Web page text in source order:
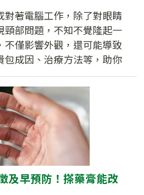
著電腦工作，除了對眼睛
部問題，不知不覺隆起一
僅影響外觀，還可能導致
成因、治療方法等，助你
及早預防！搽藥膏能改